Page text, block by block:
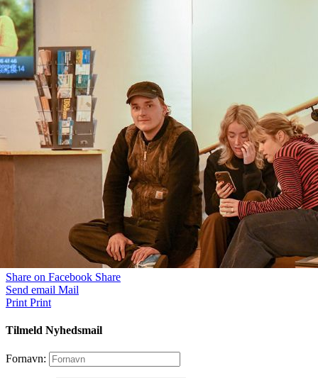
Share on Facebook Share
Send email Mail
Print Print
Tilmeld Nyhedsmail
Fornavn: